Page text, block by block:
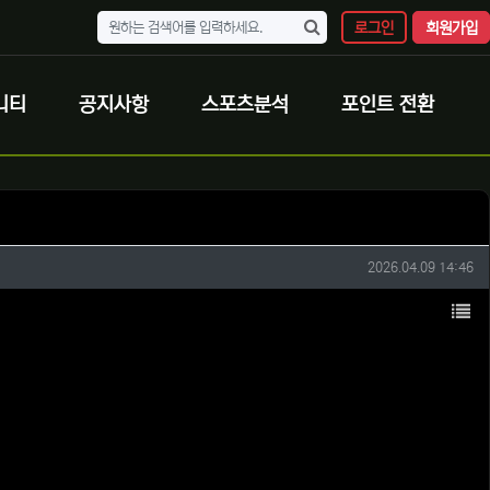
로그인 회원가입
티 공지사항 스포츠분석 포인트 전환
작성일
2026.04.09 14:46
목